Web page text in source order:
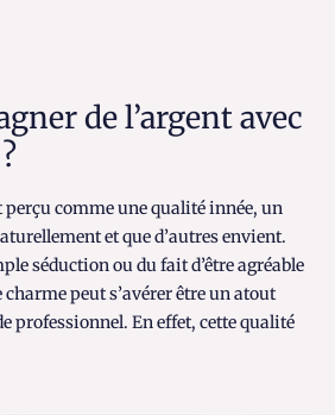
de l’argent avec
perçu comme une qualité innée, un
et que d’autres envient.
séduction ou du fait d’être agréable
charme peut s’avérer être un atout
professionnel. En effet, cette qualité